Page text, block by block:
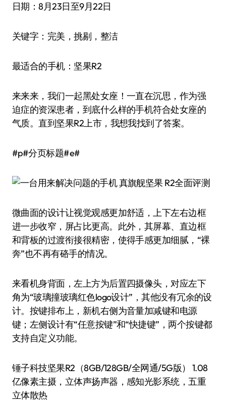
日期：8月23日至9月22日
关键字：完美，挑剔，整洁
最适合的手机：坚果R2
来来来，我们一起黑处女座！一直在沉思，作为强
迫症的资深患者，到底什么样的手机符合处女座的
气质。直到坚果R2上市，我想我找到了答案。
#p#分页标题#e#
微曲面的设计让视觉观感更加舒适，上下左右边框
进一步收窄，屏占比更高。此外，其屏幕、直边框
和背板的过渡衔接很精密，使得手感更加细腻，“裸
奔”也不再有硌手的情况。
来看机身背面，左上方为后置四摄像头，对应左下
角为“玻璃撞玻璃红色logo设计”，其他没有冗余的设
计。按键排布上，新机右侧为音量加减键和电源
键；左侧设计有“任意按键”和“快捷键”，两个按键都
支持自定义功能。
锤子科技坚果R2（8GB/128GB/全网通/5G版） 1.08
亿像素主摄，立体声扬声器，感知光影系统，五重
立体散热